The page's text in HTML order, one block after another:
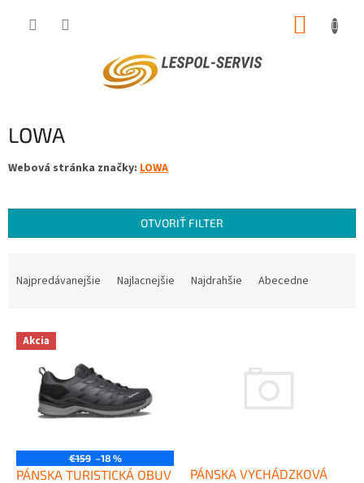
LOWA
Webová stránka značky: LOWA
OTVORIŤ FILTER
n
Najpredávanejšie Najlacnejšie Najdrahšie Abecedne
V Akcia
€159 –18 %
PÁNSKA TURISTICKÁ OBUV
PÁNSKA VYCHÁDZKOVÁ